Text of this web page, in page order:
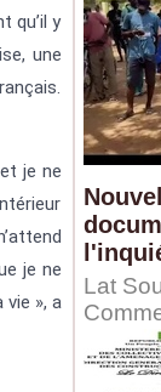
qu’il y
une
je ne
je ne
», a
Lat